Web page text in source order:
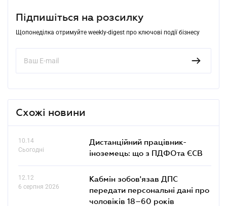
Підпишіться на розсилку
Щопонеділка отримуйте weekly-digest про ключові події бізнесу
Схожі новини
10.14
Сьогодні
Дистанційний працівник-
іноземець: що з ПДФОта ЄСВ
12.12
6 серпня 2026
Кабмін зобов'язав ДПС
передати персональні дані про
чоловіків 18–60 років